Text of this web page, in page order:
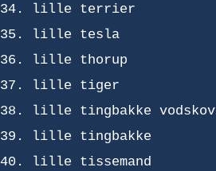
lille terrier
lille tesla
lille thorup
lille tiger
lille tingbakke vodskov
lille tingbakke
lille tissemand